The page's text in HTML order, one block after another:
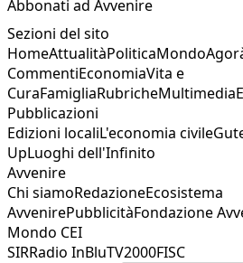
Abbonati ad Avvenire
Sezioni del sito
HomeAttualitàPoliticaMondo
CommentiEconomiaVita e
CuraFamigliaRubricheMultimedia
Pubblicazioni
Edizioni localiL'economia civile
UpLuoghi dell'Infinito
Avvenire
Chi siamoRedazioneEcosistema
AvvenirePubblicitàFondazione
Mondo CEI
SIRRadio InBluTV2000FISC